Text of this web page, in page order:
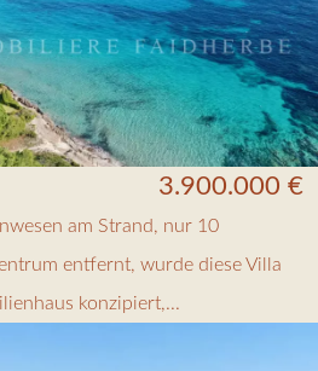
3.900.000 €
am Strand, nur 10
entfernt, wurde diese Villa
konzipiert,...